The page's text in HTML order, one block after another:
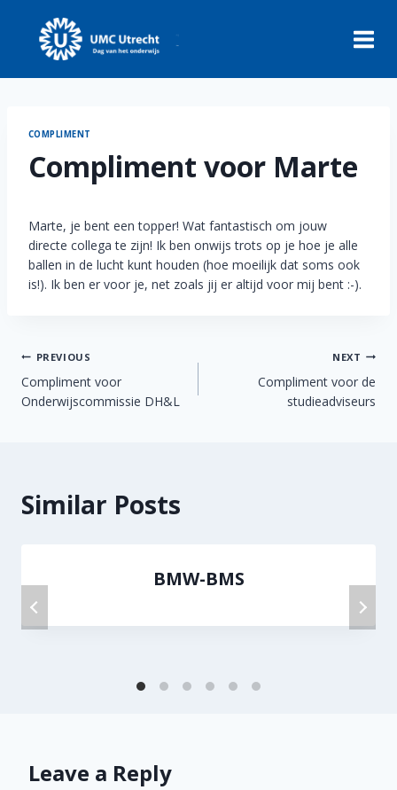
content
COMPLIMENT
Compliment voor Marte
Marte, je bent een topper! Wat fantastisch om jouw
directe collega te zijn! Ik ben onwijs trots op je hoe je alle
ballen in de lucht kunt houden (hoe moeilijk dat soms ook
is!). Ik ben er voor je, net zoals jij er altijd voor mij bent :-).
Post
navigation
PREVIOUS
Compliment voor
Onderwijscommissie DH&L
NEXT
Compliment voor de
studieadviseurs
Similar Posts
BMW-BMS
Leave a Reply